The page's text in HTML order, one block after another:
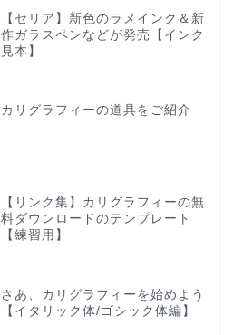
【セリア】新色のラメインク＆新
作ガラスペンなどが発売【インク
見本】
カリグラフィーの道具をご紹介
【リンク集】カリグラフィーの無
料ダウンロードのテンプレート
【練習用】
さあ、カリグラフィーを始めよう
【イタリック体/ゴシック体編】